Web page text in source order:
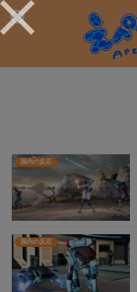
国内の反応
国内の反応